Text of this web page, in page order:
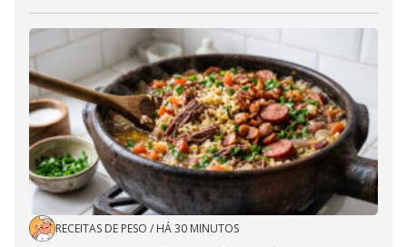
RECEITAS DE PESO / HÁ 30 MINUTOS